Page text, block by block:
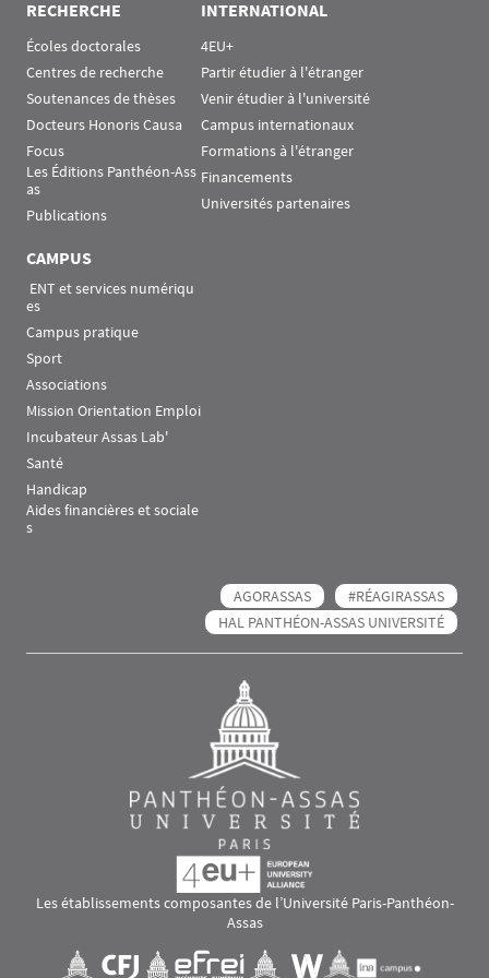
RECHERCHE
Écoles doctorales
Centres de recherche
Soutenances de thèses
Docteurs Honoris Causa
Focus
Les Éditions Panthéon-Ass
as
Publications
INTERNATIONAL
4EU+
Partir étudier à l'étranger
Venir étudier à l'université
Campus internationaux
Formations à l'étranger
Financements
Universités partenaires
CAMPUS
es
Campus pratique
Sport
Associations
Mission Orientation Emploi
Incubateur Assas Lab'
Santé
Handicap
Aides financières et sociale
s
AGORASSAS
#RÉAGIRASSAS
HAL PANTHÉON-ASSAS UNIVERSITÉ
Les établissements composantes de l’Université Paris-Panthéon-
Assas
Visuel svgVisuel svg Visuel svgVisuel svg